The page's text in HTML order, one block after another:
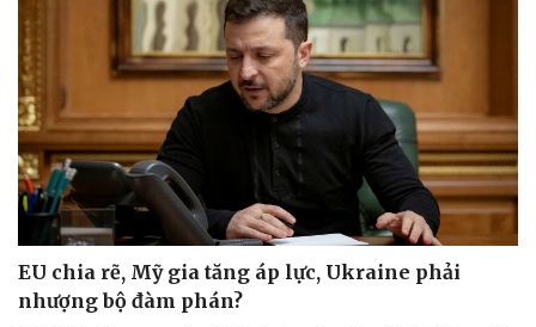
EU chia rẽ, Mỹ gia tăng áp lực, Ukraine phải
nhượng bộ đàm phán?